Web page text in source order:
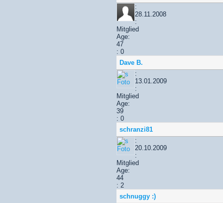
:
28.11.2008
:
Mitglied
Age:
47
: 0
Dave B.
:
13.01.2009
:
Mitglied
Age:
39
: 0
schranzi81
:
20.10.2009
:
Mitglied
Age:
44
: 2
schnuggy :)